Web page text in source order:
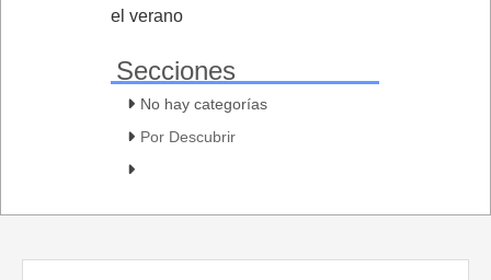
el verano
Secciones
No hay categorías
Por Descubrir